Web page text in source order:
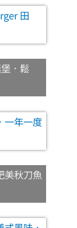
．鬆
美秋刀魚